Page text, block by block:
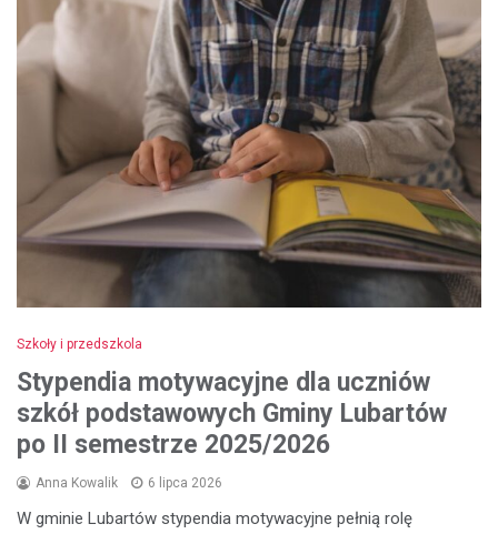
Szkoły i przedszkola
Stypendia motywacyjne dla uczniów
szkół podstawowych Gminy Lubartów
po II semestrze 2025/2026
Anna Kowalik 6 lipca 2026
W gminie Lubartów stypendia motywacyjne pełnią rolę